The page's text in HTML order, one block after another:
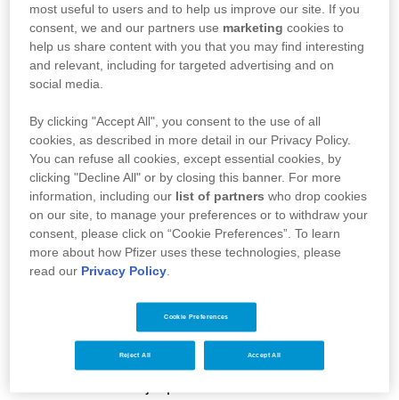
nosohltanu, aniž by jim způsobovala
onemocnění, a o svém nosičství vůbec nevědí.
Pokud se ale oslabený člověk setká s
bacilonosičem, může se od něho nakazit.
Pro koho je pneumokok
nebezpečný?
Pneumokokovou infekcí se může nakazit
kdokoliv, ale nejzávažnější bývají infekce u
malých dětí do 2 let a u lidí nad 65 let.
nákazu. Pokud člověk trpí jiným onemocněním
(například cukrovkou, onemocněním srdce,
plic, ledvin nebo jater), mívá pneumokoková
most useful to users and to help us improve our site. If you
consent, we and our partners use marketing cookies to
help us share content with you that you may find interesting
and relevant, including for targeted advertising and on
social media.
By clicking "Accept All", you consent to the use of all
cookies, as described in more detail in our Privacy Policy.
You can refuse all cookies, except essential cookies, by
clicking "Decline All" or by closing this banner. For more
information, including our list of partners who drop cookies
on our site, to manage your preferences or to withdraw your
consent, please click on “Cookie Preferences”. To learn
more about how Pfizer uses these technologies, please
read our Privacy Policy
Cookie Preferences
Reject All Accept All